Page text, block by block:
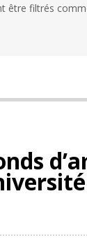
être filtrés